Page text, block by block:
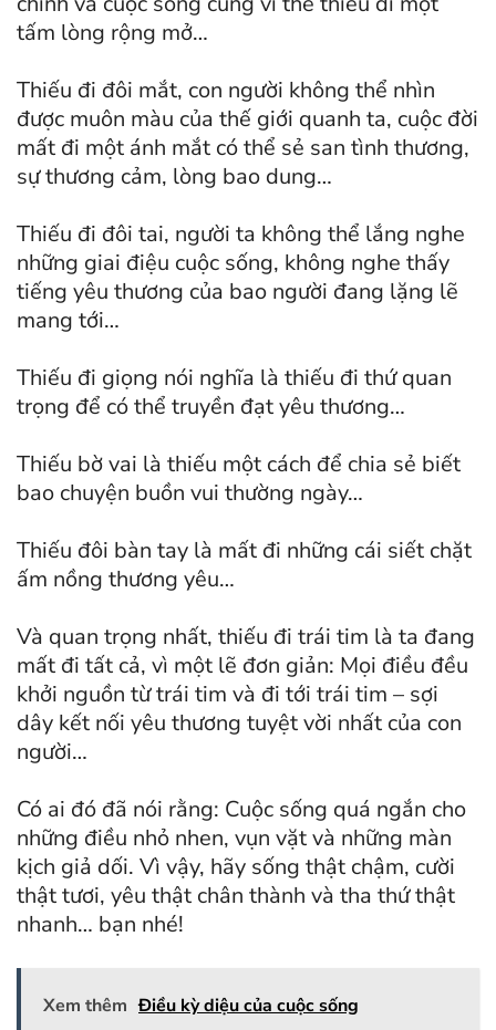
tấm lòng rộng mở…
Thiếu đi đôi mắt, con người không thể nhìn
được muôn màu của thế giới quanh ta, cuộc đời
mất đi một ánh mắt có thể sẻ san tình thương,
sự thương cảm, lòng bao dung…
Thiếu đi đôi tai, người ta không thể lắng nghe
những giai điệu cuộc sống, không nghe thấy
tiếng yêu thương của bao người đang lặng lẽ
mang tới…
Thiếu đi giọng nói nghĩa là thiếu đi thứ quan
trọng để có thể truyền đạt yêu thương…
Thiếu bờ vai là thiếu một cách để chia sẻ biết
bao chuyện buồn vui thường ngày…
Thiếu đôi bàn tay là mất đi những cái siết chặt
ấm nồng thương yêu…
Và quan trọng nhất, thiếu đi trái tim là ta đang
mất đi tất cả, vì một lẽ đơn giản: Mọi điều đều
khởi nguồn từ trái tim và đi tới trái tim – sợi
dây kết nối yêu thương tuyệt vời nhất của con
người…
Có ai đó đã nói rằng: Cuộc sống quá ngắn cho
những điều nhỏ nhen, vụn vặt và những màn
kịch giả dối. Vì vậy, hãy sống thật chậm, cười
thật tươi, yêu thật chân thành và tha thứ thật
nhanh… bạn nhé!
Xem thêm Điều kỳ diệu của cuộc sống